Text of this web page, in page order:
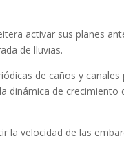
activar sus planes
de lluvias.
de caños y
dinámica de crecimiento
la velocidad de las